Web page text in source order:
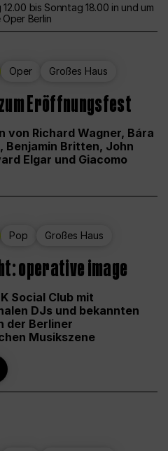
bis Sonntag 18.00 in und um
Berlin
Oper Großes Haus
Eröffnungsfest
von Richard Wagner, Bára
Benjamin Britten, John
Elgar und Giacomo
Pop Großes Haus
operative image
Social Club mit
DJs und bekannten
der Berliner
Musikszene